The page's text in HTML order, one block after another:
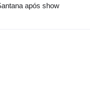
após show